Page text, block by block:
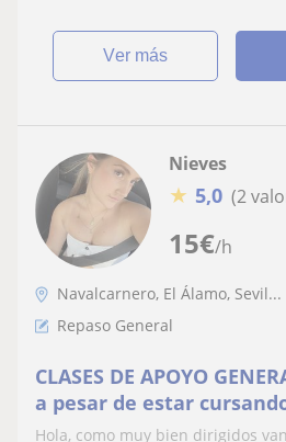
ver más
15€/h
Nieves
★ 5,0 (2
Navalcarnero, El Álamo, Sevil...
Repaso General
CLASES DE APOYO
a pesar de estar
he estado trabajando
Hola, como muy bien dirigidos